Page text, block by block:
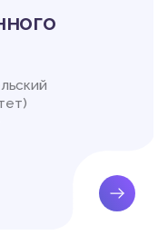
за соблюдением
К имеет отсылочный
определить на
Республики Беларусь;
- органы
- Департамент по